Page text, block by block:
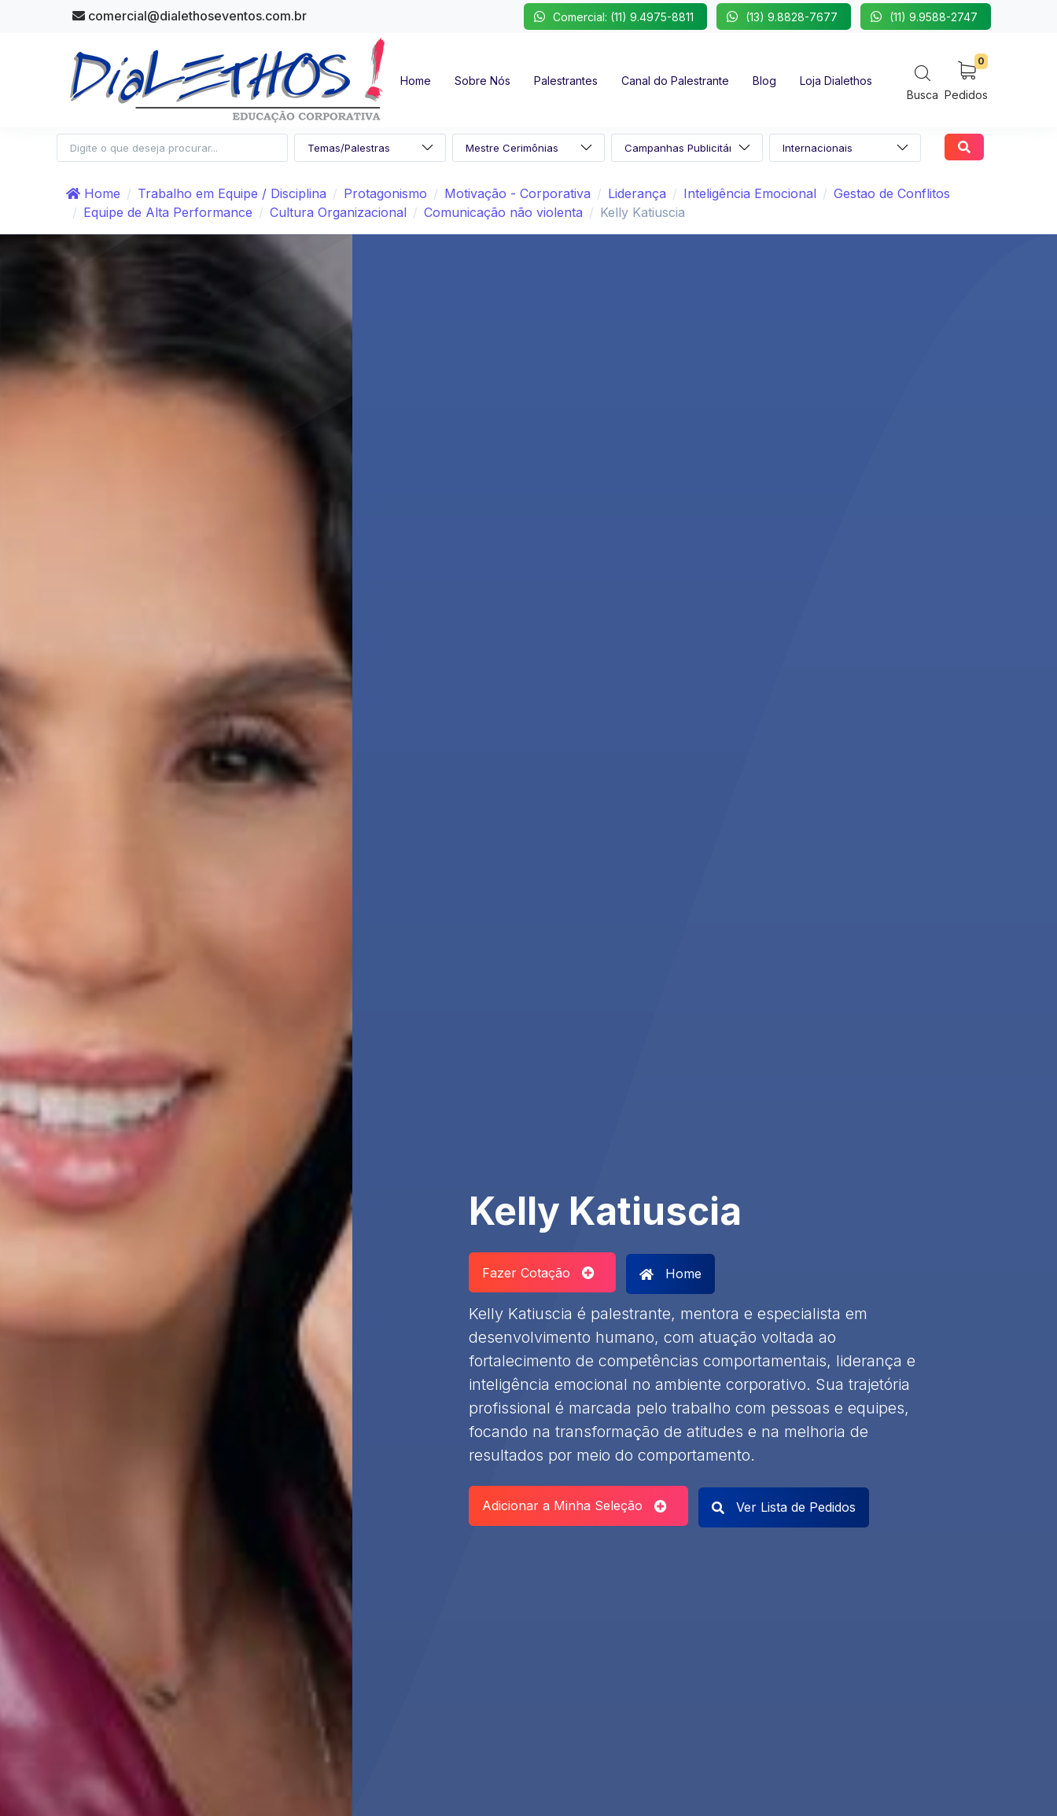
comercial@dialethoseventos.com.br Comercial: (11) 9.4975-8811 (13) 9.8828-7677 (11) 9.9588-2747
Home Sobre Nós Palestrantes Canal do Palestrante Blog
Loja Dialethos
Busca
0
Pedidos
Home Trabalho em Equipe / Disciplina Protagonismo Motivação - Corporativa Liderança Inteligência Emocional
Gestao de Conflitos
Equipe de Alta Performance
Cultura Organizacional Comunicação não violenta Kelly Katiuscia
Kelly Katiuscia
Fazer Cotação Home
Kelly Katiuscia é palestrante, mentora e especialista em
desenvolvimento humano, com atuação voltada ao
fortalecimento de competências comportamentais, liderança e
inteligência emocional no ambiente corporativo. Sua trajetória
profissional é marcada pelo trabalho com pessoas e equipes,
focando na transformação de atitudes e na melhoria de
resultados por meio do comportamento.
Adicionar a Minha Seleção Ver Lista de Pedidos